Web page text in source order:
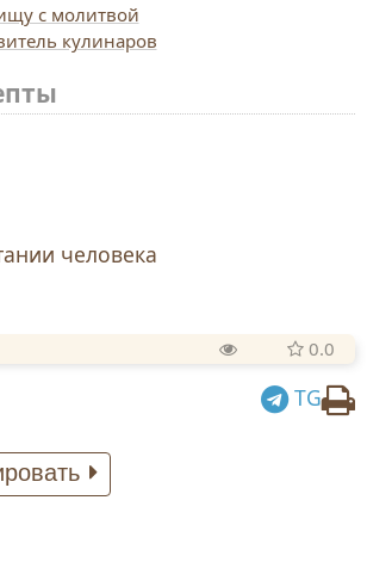
с молитвой
кулинаров
человека
0.0
TG